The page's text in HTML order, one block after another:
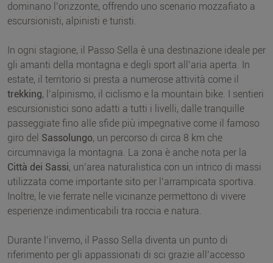
dominano l’orizzonte, offrendo uno scenario mozzafiato a
escursionisti, alpinisti e turisti.
In ogni stagione, il Passo Sella è una destinazione ideale per
gli amanti della montagna e degli sport all’aria aperta. In
estate, il territorio si presta a numerose attività come il
trekking, l’alpinismo, il ciclismo e la mountain bike. I sentieri
escursionistici sono adatti a tutti i livelli, dalle tranquille
passeggiate fino alle sfide più impegnative come il famoso
giro del Sassolungo, un percorso di circa 8 km che
circumnaviga la montagna. La zona è anche nota per la
Città dei Sassi, un’area naturalistica con un intrico di massi
utilizzata come importante sito per l’arrampicata sportiva.
Inoltre, le vie ferrate nelle vicinanze permettono di vivere
esperienze indimenticabili tra roccia e natura.
Durante l’inverno, il Passo Sella diventa un punto di
riferimento per gli appassionati di sci grazie all’accesso